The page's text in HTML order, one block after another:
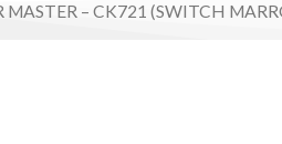
MASTER – CK721 (SWITCH